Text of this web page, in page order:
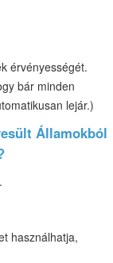
érvényességét.
bár minden
lejár.)
Államokból
használhatja,